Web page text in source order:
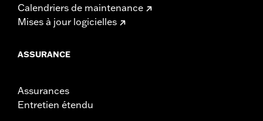
Calendriers de maintenance
Mises à jour logicielles
ASSURANCE
Assurances
Entretien étendu